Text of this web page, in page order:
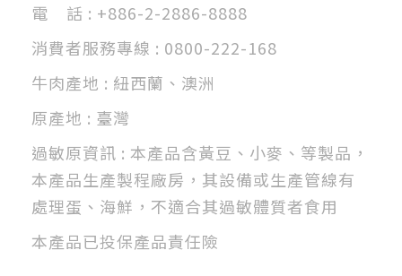
電 話 : +886-2-2886-8888
消費者服務專線 : 0800-222-168
牛肉產地 : 紐西蘭、澳洲
原產地 : 臺灣
過敏原資訊 : 本產品含黃豆、小麥、等製品，
本產品生產製程廠房，其設備或生產管線有
處理蛋、海鮮，不適合其過敏體質者食用
本產品已投保產品責任險